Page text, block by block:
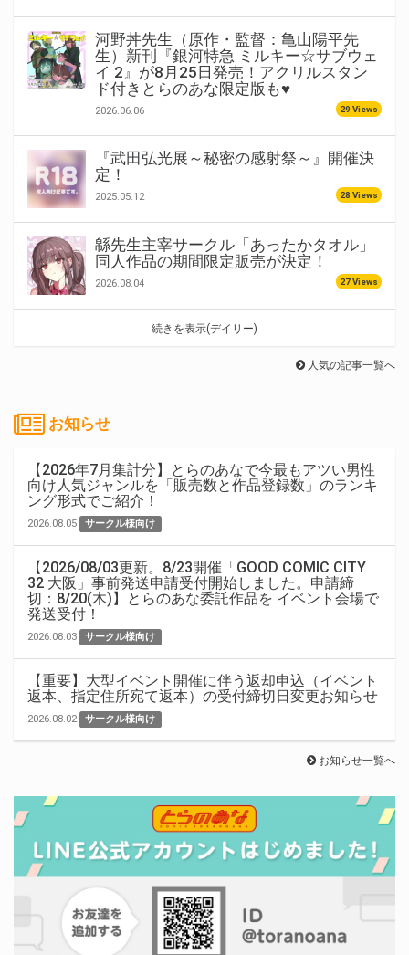
河野丼先生（原作・監督：亀山陽平先
生）新刊『銀河特急 ミルキー☆サブウェ
イ 2』が8月25日発売！アクリルスタン
ド付きとらのあな限定版も♥
2026.06.06 29 Views
『武田弘光展～秘密の感射祭～』開催決
定！
2025.05.12 28 Views
緜先生主宰サークル「あったかタオル」
同人作品の期間限定販売が決定！
2026.08.04 27 Views
続きを表示(デイリー)
人気の記事一覧へ
お知らせ
【2026年7月集計分】とらのあなで今最もアツい男性
向け人気ジャンルを「販売数と作品登録数」のランキ
ング形式でご紹介！
2026.08.05 サークル様向け
【2026/08/03更新。8/23開催「GOOD COMIC CITY
32 大阪」事前発送申請受付開始しました。申請締
切：8/20(木)】とらのあな委託作品を イベント会場で
発送受付！
2026.08.03 サークル様向け
【重要】大型イベント開催に伴う返却申込（イベント
返本、指定住所宛て返本）の受付締切日変更お知らせ
2026.08.02 サークル様向け
お知らせ一覧へ